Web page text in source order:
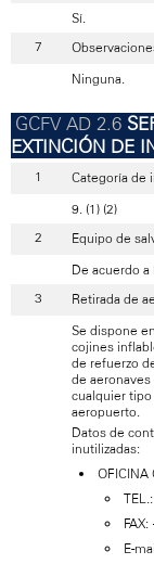
Sí.
Ninguna.
EXTINCIÓN DE
Categoría de
9. (1) (2)
Equipo de
De acuerdo
Retirada de
Se dispone
cojines
de refuerzo
de
cualquier
aeropuerto.
Datos de
inutilizadas:
OFICINA
E-